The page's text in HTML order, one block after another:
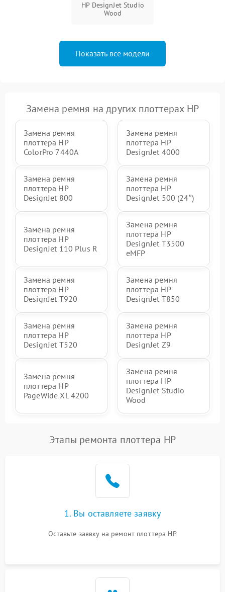
HP DesignJet Studio
Wood
Показать все модели
Замена ремня на других плоттерах HP
Замена ремня
плоттера HP
ColorPro 7440A
Замена ремня
плоттера HP
DesignJet 4000
Замена ремня
плоттера HP
DesignJet 800
Замена ремня
плоттера HP
DesignJet 500 (24″)
Замена ремня
плоттера HP
DesignJet 110 Plus R
Замена ремня
плоттера HP
DesignJet T3500
eMFP
Замена ремня
плоттера HP
DesignJet T920
Замена ремня
плоттера HP
DesignJet T850
Замена ремня
плоттера HP
DesignJet T520
Замена ремня
плоттера HP
DesignJet Z9
Замена ремня
плоттера HP
PageWide XL 4200
Замена ремня
плоттера HP
DesignJet Studio
Wood
Этапы ремонта плоттера HP
1. Вы оставляете заявку
Оставьте заявку на ремонт плоттера HP